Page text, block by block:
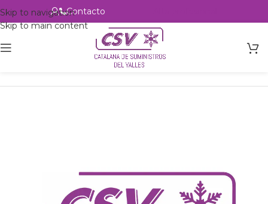
Skip to navigation
Skip to main content
Contacto
csvalles